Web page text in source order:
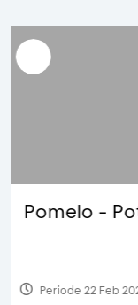
Justin
Periode 29 Mar